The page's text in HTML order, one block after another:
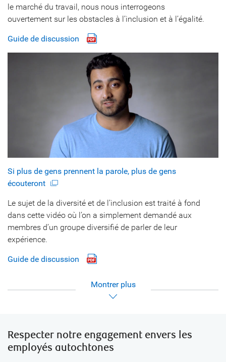
le marché du travail, nous nous interrogeons
ouvertement sur les obstacles à l’inclusion et à l’égalité.
Guide de discussion
Si plus de gens prennent la parole, plus de gens
écouteront
Le sujet de la diversité et de l’inclusion est traité à fond
dans cette vidéo où l’on a simplement demandé aux
membres d’un groupe diversifié de parler de leur
expérience.
Guide de discussion
Montrer
Respecter notre engagement envers les
employés autochtones